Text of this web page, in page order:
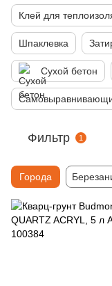
Клей для
Шпаклевка
Сухой бетон
Фильтр 1
Города